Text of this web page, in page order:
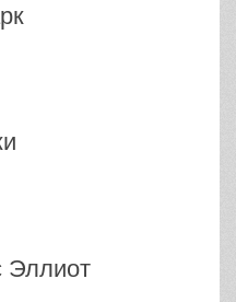
Эллиот